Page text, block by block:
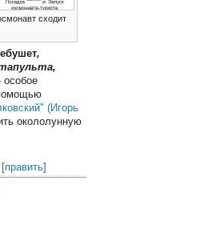
сходит
,
(Игорь
окололунную
[править]